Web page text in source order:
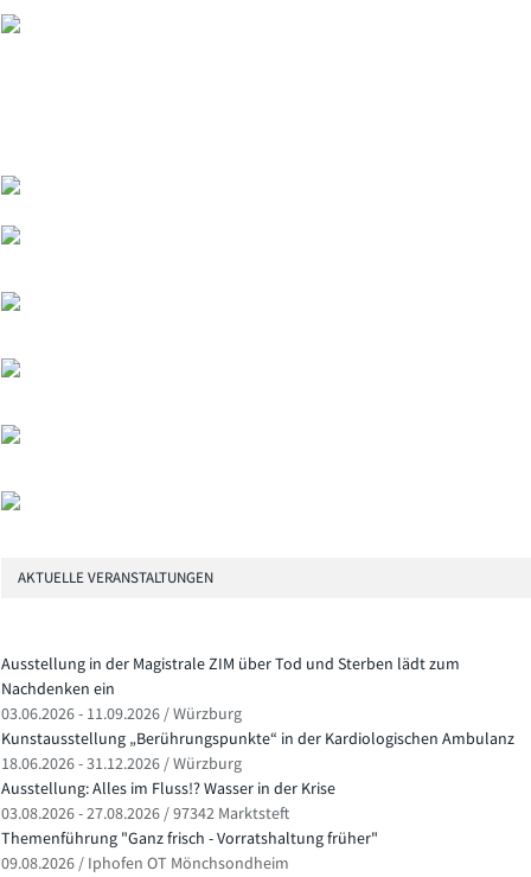
AKTUELLE VERANSTALTUNGEN
Ausstellung in der Magistrale ZIM über Tod und Sterben lädt zum
Nachdenken ein
03.06.2026 - 11.09.2026 / Würzburg
Kunstausstellung „Berührungspunkte“ in der Kardiologischen Ambulanz
18.06.2026 - 31.12.2026 / Würzburg
Ausstellung: Alles im Fluss!? Wasser in der Krise
03.08.2026 - 27.08.2026 / 97342 Marktsteft
Themenführung "Ganz frisch - Vorratshaltung früher"
09.08.2026 / Iphofen OT Mönchsondheim